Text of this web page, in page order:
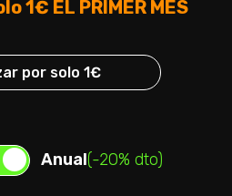
1€ EL PRIMER MES
por solo 1€
Anual(-20% dto)